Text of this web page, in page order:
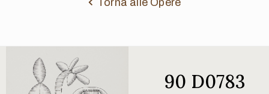
critici
Contatti
Torna alle Opere
90 D0783